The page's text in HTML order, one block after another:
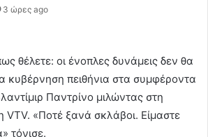
3 ώρες ago
θέλετε: οι ένοπλες δυνάμεις δεν θα
κυβέρνηση πειθήνια στα συμφέροντα
Παντρίνο μιλώντας στη
VTV. «Ποτέ ξανά σκλάβοι. Είμαστε
τόνισε.